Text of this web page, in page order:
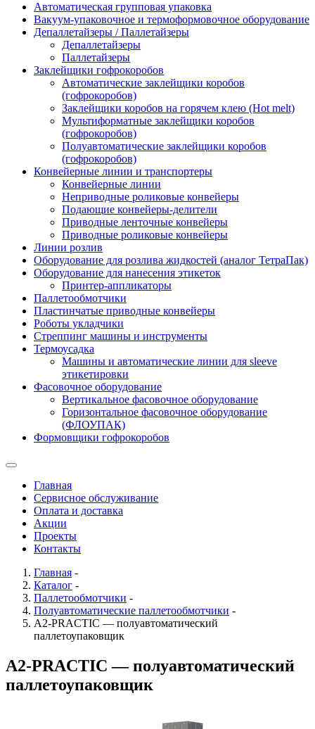
Автоматическая групповая упаковка
Вакуум-упаковочное и термоформовочное оборудование
Депаллетайзеры / Паллетайзеры
Депаллетайзеры
Паллетайзеры
Заклейщики гофрокоробов
Автоматические заклейщики коробов
(гофрокоробов)
Заклейщики коробов на горячем клею (Hot melt)
Мультиформатные заклейщики коробов
(гофрокоробов)
Полуавтоматические заклейщики коробов
(гофрокоробов)
Конвейерные линии и транспортеры
Конвейерные линии
Неприводные роликовые конвейеры
Подающие конвейеры-делители
Приводные ленточные конвейеры
Приводные роликовые конвейеры
Линии розлив
Оборудование для розлива жидкостей (аналог ТетраПак)
Оборудование для нанесения этикеток
Принтер-аппликаторы
Паллетообмотчики
Пластинчатые приводные конвейеры
Роботы укладчики
Стреппинг машины и инструменты
Термоусадка
Машины и автоматические линии для sleeve
этикетировки
Фасовочное оборудование
Вертикальное фасовочное оборудование
Горизонтальное фасовочное оборудование
(ФЛОУПАК)
Формовщики гофрокоробов
Главная
Сервисное обслуживание
Оплата и доставка
Акции
Проекты
Контакты
Главная -
Каталог -
Паллетообмотчики -
Полуавтоматические паллетообмотчики -
А2-PRACTIC — полуавтоматический
паллетоупаковщик
А2-PRACTIC — полуавтоматический
паллетоупаковщик